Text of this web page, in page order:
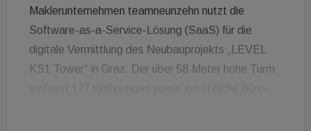
Maklerunternehmen teamneunzehn nutzt die
Software-as-a-Service-Lösung (SaaS) für die
digitale Vermittlung des Neubauprojekts „LEVEL
KS1 Tower“ in Graz. Der über 58 Meter hohe Turm